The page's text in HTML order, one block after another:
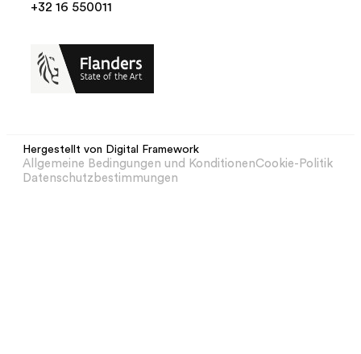
+32 16 550011
Hergestellt von Digital Framework
Allgemeine Bedingungen und KonditionenCookie-Politik
Datenschutzbestimmungen